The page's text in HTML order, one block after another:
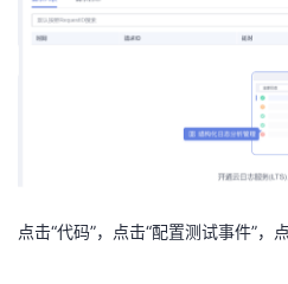
点击“代码”，点击“配置测试事件”，